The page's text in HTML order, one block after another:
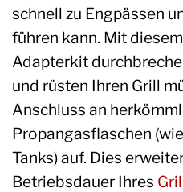
schnell zu Engpässen
führen kann. Mit
Adapterkit
und rüsten Ihren Grill
Anschluss an
Propangasflaschen
Tanks) auf. Dies
Betriebsdauer Ihres